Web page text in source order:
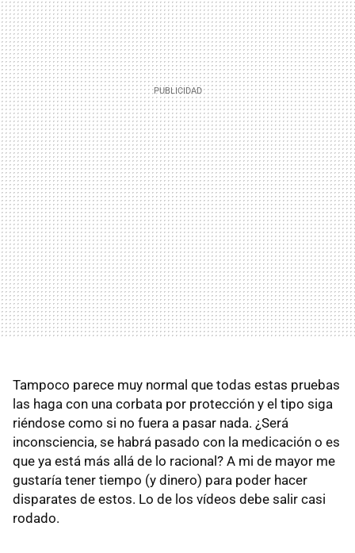
Tampoco parece muy normal que todas estas pruebas
las haga con una corbata por protección y el tipo siga
riéndose como si no fuera a pasar nada. ¿Será
inconsciencia, se habrá pasado con la medicación o es
que ya está más allá de lo racional? A mi de mayor me
gustaría tener tiempo (y dinero) para poder hacer
disparates de estos. Lo de los vídeos debe salir casi
rodado.